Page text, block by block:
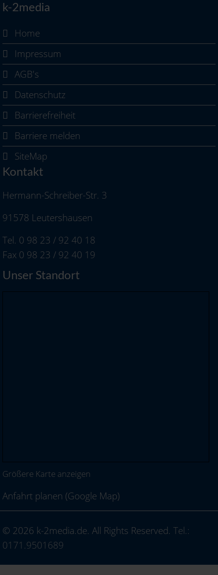
k-2media
Home
Impressum
AGB's
Datenschutz
Barrierefreiheit
Barriere melden
SiteMap
Kontakt
Hermann-Schreiber-Str. 3
91578 Leutershausen
Tel. 0 98 23 / 92 40 18
Fax 0 98 23 / 92 40 19
Unser Standort
Größere Karte anzeigen
Anfahrt planen (Google Map)
© 2026 k-2media.de. All Rights Reserved. Tel.:
0171.9501689